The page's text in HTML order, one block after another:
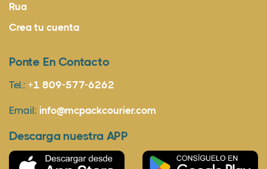
Rua
Crea tu cuenta
Ponte En Contacto
Tel.: +1 809-577-6262
Email: info@mcpackcourier.com
Descarga nuestra APP